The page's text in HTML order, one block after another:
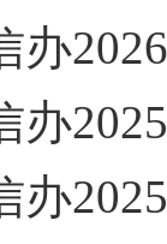
办
办
办